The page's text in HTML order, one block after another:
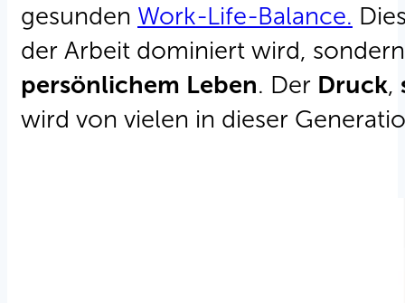
gesunden Work-Life-Balance.
der Arbeit dominiert wird,
persönlichem Leben. Der Druck,
wird von vielen in dieser